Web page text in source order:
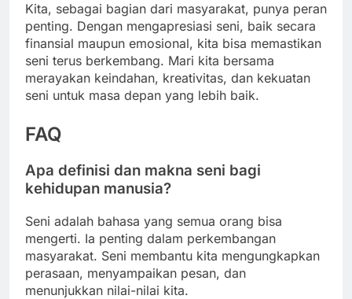
Kita, sebagai bagian dari masyarakat, punya peran
penting. Dengan mengapresiasi seni, baik secara
finansial maupun emosional, kita bisa memastikan
seni terus berkembang. Mari kita bersama
merayakan keindahan, kreativitas, dan kekuatan
seni untuk masa depan yang lebih baik.
FAQ
Apa definisi dan makna seni bagi
kehidupan manusia?
Seni adalah bahasa yang semua orang bisa
mengerti. Ia penting dalam perkembangan
masyarakat. Seni membantu kita mengungkapkan
perasaan, menyampaikan pesan, dan
menunjukkan nilai-nilai kita.